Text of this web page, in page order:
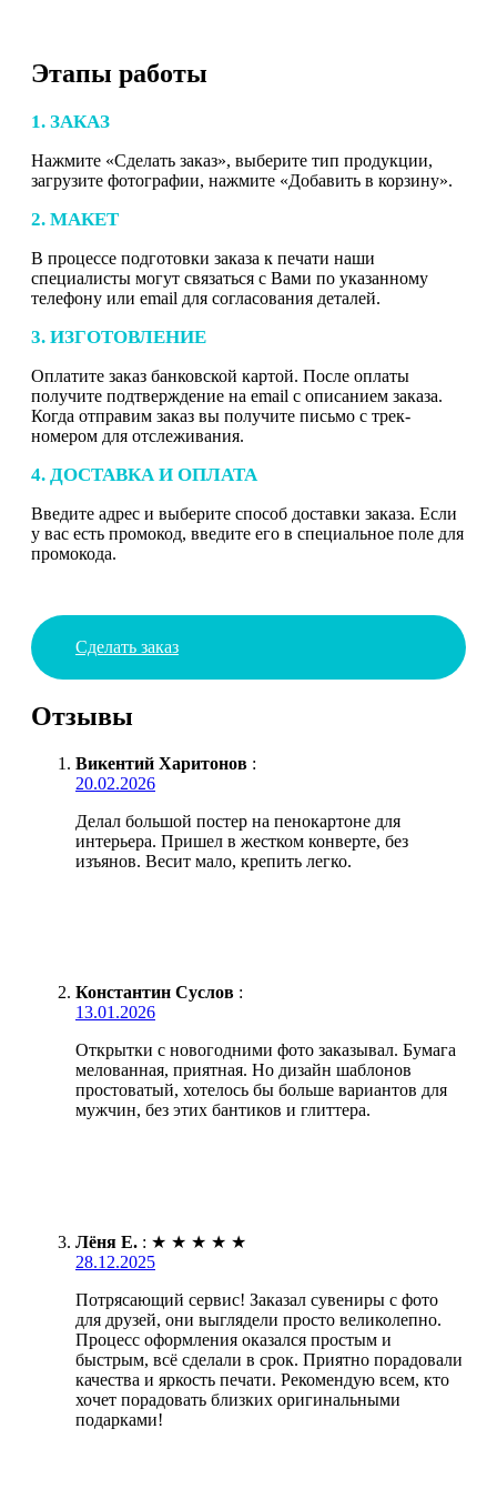
Этапы работы
1. ЗАКАЗ
Нажмите «Сделать заказ», выберите тип продукции,
загрузите фотографии, нажмите «Добавить в корзину».
2. МАКЕТ
В процессе подготовки заказа к печати наши
специалисты могут связаться с Вами по указанному
телефону или email для согласования деталей.
3. ИЗГОТОВЛЕНИЕ
Оплатите заказ банковской картой. После оплаты
получите подтверждение на email с описанием заказа.
Когда отправим заказ вы получите письмо с трек-
номером для отслеживания.
4. ДОСТАВКА И ОПЛАТА
Введите адрес и выберите способ доставки заказа. Если
у вас есть промокод, введите его в специальное поле для
промокода.
Сделать заказ
Отзывы
Викентий Харитонов :
20.02.2026
Делал большой постер на пенокартоне для
интерьера. Пришел в жестком конверте, без
изъянов. Весит мало, крепить легко.
Константин Суслов :
13.01.2026
Открытки с новогодними фото заказывал. Бумага
мелованная, приятная. Но дизайн шаблонов
простоватый, хотелось бы больше вариантов для
мужчин, без этих бантиков и глиттера.
Лёня Е. : ★ ★ ★ ★ ★
28.12.2025
Потрясающий сервис! Заказал сувениры с фото
для друзей, они выглядели просто великолепно.
Процесс оформления оказался простым и
быстрым, всё сделали в срок. Приятно порадовали
качества и яркость печати. Рекомендую всем, кто
хочет порадовать близких оригинальными
подарками!